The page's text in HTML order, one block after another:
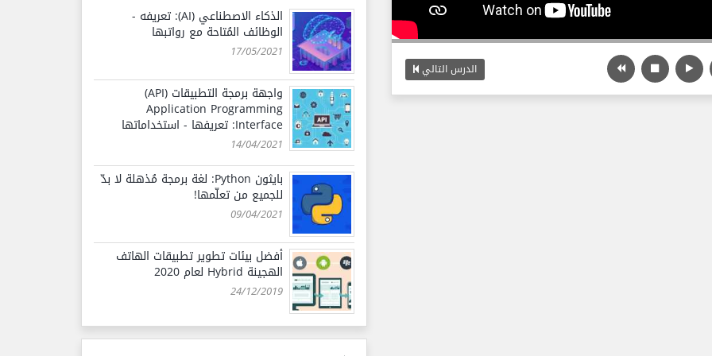
الدرس التالي
الذكاء الاصطناعي (AI): تعريفه -
الوظائف المُتاحة مع رواتبها
17/05/2021
واجهة برمجة التطبيقات (API)
Application Programming
Interface: تعريفها - استخداماتها
14/04/2021
بايثون Python: لغة برمجة مُذهلة لا بدّ
للجميع من تعلّمها!
09/04/2021
أفضل بيئات تطوير تطبيقات الهاتف
الهجينة Hybrid لعام 2020
24/12/2019